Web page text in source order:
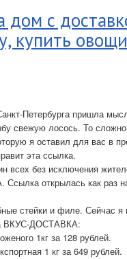
дом с
купить
Петербурга пришла
свежую лосось. То
я оставил для вас в
эта ссылка.
всех без исключения
открылась как раз
стейки и филе. Сейчас
ВКУС-ДОСТАВКА:
1кг за 128 рублей.
1 кг за 649 рублей.